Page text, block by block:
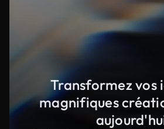
Transformez vos
magnifiques